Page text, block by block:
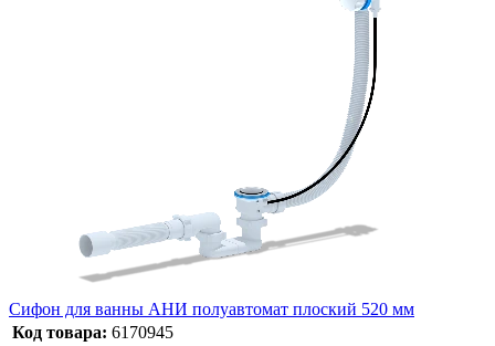
Сифон для ванны АНИ полуавтомат плоский 520 мм
Код товара: 6170945